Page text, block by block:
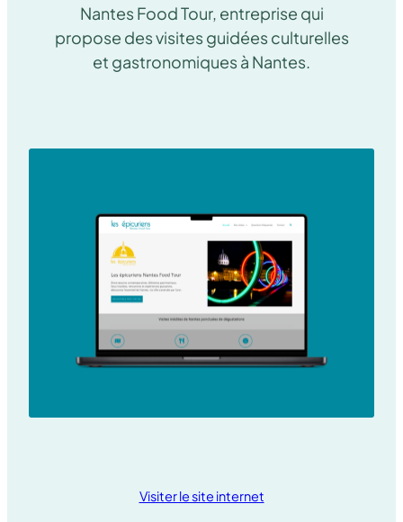
Nantes Food Tour, entreprise qui
propose des visites guidées culturelles
et gastronomiques à Nantes.
Visiter le site internet